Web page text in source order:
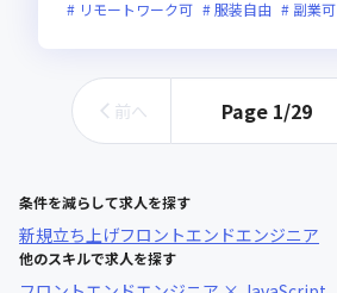
リモートワーク可
服装自由 副業可
前へ Page 1/29
条件を減らして求人を探す
新規立ち上げフロントエンドエンジニア
他のスキルで求人を探す